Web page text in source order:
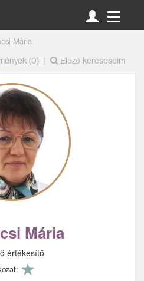
Mária
(0) | Előző kereséseim
Mária
értékesítő